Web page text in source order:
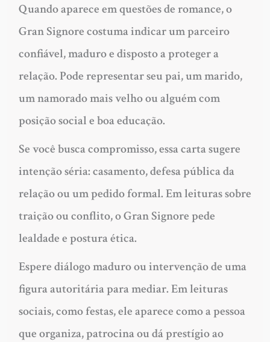
Quando aparece em questões de romance, o
Gran Signore costuma indicar um parceiro
confiável, maduro e disposto a proteger a
relação. Pode representar seu pai, um marido,
um namorado mais velho ou alguém com
posição social e boa educação.
Se você busca compromisso, essa carta sugere
intenção séria: casamento, defesa pública da
relação ou um pedido formal. Em leituras sobre
traição ou conflito, o Gran Signore pede
lealdade e postura ética.
Espere diálogo maduro ou intervenção de uma
figura autoritária para mediar. Em leituras
sociais, como festas, ele aparece como a pessoa
que organiza, patrocina ou dá prestígio ao